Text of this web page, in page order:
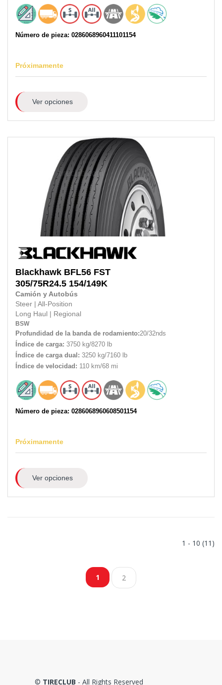
Número de pieza: 0286068960411101154
Próximamente
Ver opciones
Blackhawk BFL56 FST
305/75R24.5 154/149K
Camión y Autobús
Steer
All-Position
Long Haul
Regional
BSW
Profundidad de la banda de rodamiento:20/32nds
Índice de carga: 3750 kg/8270 lb
Índice de carga dual: 3250 kg/7160 lb
Índice de velocidad: 110 km/68 mi
Número de pieza: 0286068960608501154
Próximamente
Ver opciones
1 - 10 (11)
1 2
© TIRECLUB - All Rights Reserved